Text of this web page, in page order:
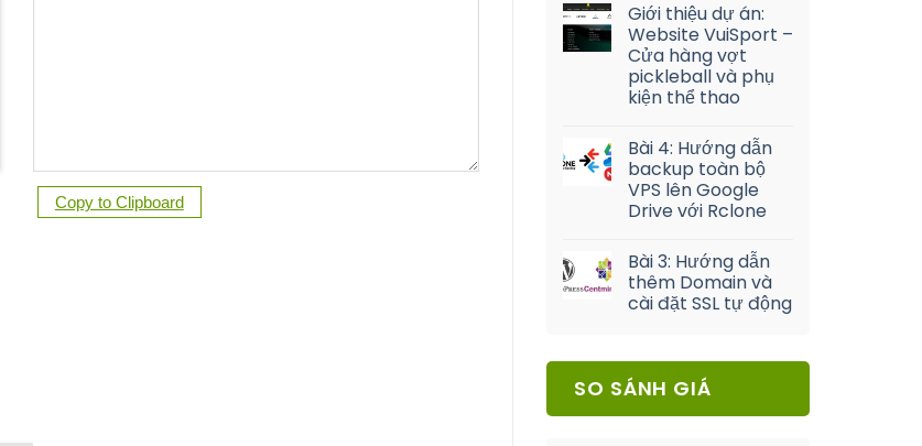
Copy to Clipboard
Giới thiệu dự án:
Website VuiSport –
Cửa hàng vợt
pickleball và phụ
kiện thể thao
Bài 4: Hướng dẫn
backup toàn bộ
VPS lên Google
Drive với Rclone
Bài 3: Hướng dẫn
thêm Domain và
cài đặt SSL tự động
SO SÁNH GIÁ